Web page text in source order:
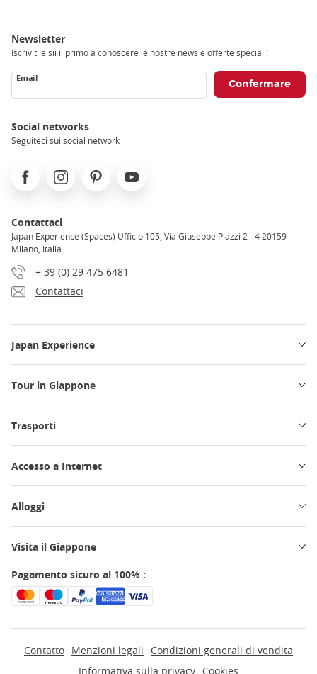
Newsletter
Iscriviti e sii il primo a conoscere le nostre news e offerte speciali!
Email
Social networks
Seguiteci sui social network
FacebookInstagramPinterest Youtube
Contattaci
Japan Experience (Spaces) Ufficio 105, Via Giuseppe Piazzi 2 - 4 20159
Milano, Italia
+ 39 (0) 29 475 6481
Contattaci
Japan Experience
Tour in Giappone
Trasporti
Accesso a Internet
Alloggi
Visita il Giappone
Pagamento sicuro al 100% :
Contatto Menzioni legali
Condizioni generali di vendita
Informativa sulla privacy Cookies